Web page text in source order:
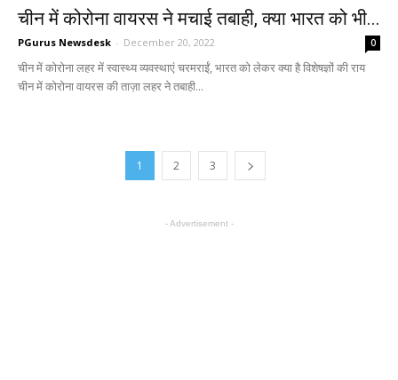
चीन में कोरोना वायरस ने मचाई तबाही, क्या भारत को भी...
PGurus Newsdesk - December 20, 2022 0
चीन में कोरोना लहर में स्वास्थ्य व्यवस्थाएं चरमराईं, भारत को लेकर क्या है विशेषज्ञों की राय
चीन में कोरोना वायरस की ताज़ा लहर ने तबाही...
1 2 3
- Advertisement -